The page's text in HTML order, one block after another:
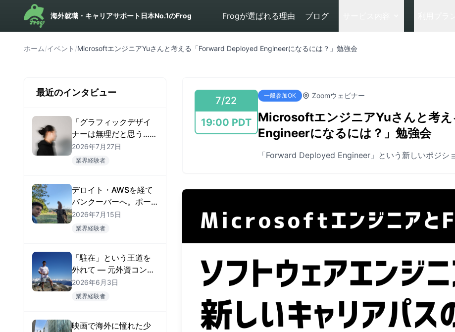
海外就職・キャリアサポート日本No.1のFrog Frogが選ばれる理由 ブログ
ホーム/イベント /MicrosoftエンジニアYuさんと考える「Forward Deployed Engineerになるには？」勉強会
最近のインタビュー
「グラフィックデザイ
ナーは無理だと思う…」
から始まった — 紙のア
ートディレクターがカ
2026年7月27日
業界経験者
デロイト・AWSを経て
バンクーバーへ。ポー
トフォリオで「AIエン
ジニア」の職を掴んだ
2026年7月15日
業界経験者
「駐在」という王道を
外れて — 元外資コンサ
ルがMatch
Group（Tinder）のフ
2026年6月3日
業界経験者
映画で海外に憧れた少
7/22
19:00 PDT
一般参加OK Zoomウェビナー
MicrosoftエンジニアYuさんと考
Engineerになるには？」勉強会
「Forward Deployed Engineer」という新しいポジシ